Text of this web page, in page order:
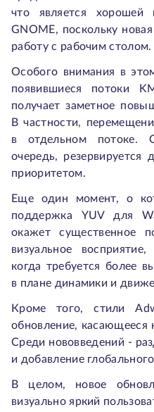
что является хорошей
GNOME, поскольку
работу с рабочим столом.
Особого внимания в
появившиеся потоки
получает заметное
В частности,
в отдельном потоке.
очередь,
приоритетом.
Еще один момент, о
поддержка YUV для
окажет существенное
визуальное
когда требуется более
в плане динамики и
Кроме того, стили
обновление, касающееся
Среди нововведений -
и добавление
В целом, новое
визуально яркий